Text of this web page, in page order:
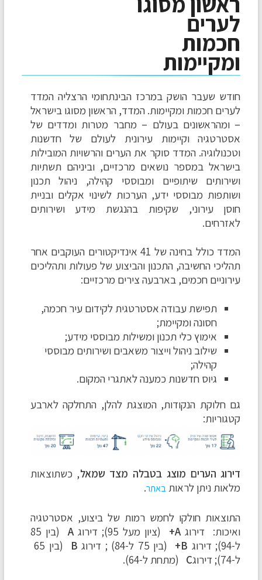
לערים
חכמות
ומקיימות
חודש שעבר הושק במרכז הבינתחומי הרצליה המדד
לערים חכמות ומקיימות. המדד, הראשון מסוגו בישראל
– ומהראשונים בעולם – מחבר מטרות ומדדים של
אסטרטגיה וקיימות עירונית לעולם של חדשנות
וטכנולוגיה. המדד סוקר את הערים והרשויות המובילות
בישראל במספר נושאים מרכזיים, וביניהם תשתיות
ושירותים שיתופיים ומבוססי קהילה, ניהול תכנון
ושותפות מבוססי ידע, הערכות לשינוי אקלים ובניית
חוסן עירוני, שקיפות בהנגשת מידע ושירותים
לאזרחים.
המדד כולל בחינה של 41 אינדיקטורים העוקבים אחר
תהליכי החשיבה, התכנון והביצוע של פעולות ותהליכים
עירוניים חכמים, בארבעה צירים מרכזיים:
תפישת עבודה אסטרטגית לקידום עיר חכמה,
חסונה ומקיימת;
אימוץ כלי תכנון ומשילות מבוססי מידע;
שילוב ניהול וייצור משאבים ושירותים מבוססי
קהילה;
גיוס חדשנות כמענה לאתגרי המקום.
גם חלוקת הנקודות, המוצגת להלן, התחלקה לארבע
קטגוריות:
דירוג הערים מוצג בטבלה מצד שמאל, כשתוצאות
מלאות ניתן לראות באתר.
התוצאות חולקו לחמש רמות של ביצוע, אסטרטגיה
ואיכות: דירוג A+ (ציון מעל 95); דירוג A
(בין 85
ל-94); דירוג
B+ (בין 75 ל-84) ; דירוג B
(בין 65
ל-74); דירוג
C (מתחת ל-64).